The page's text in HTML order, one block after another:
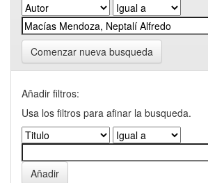
Comenzar nueva busqueda
Añadir filtros:
Usa los filtros para afinar la busqueda.